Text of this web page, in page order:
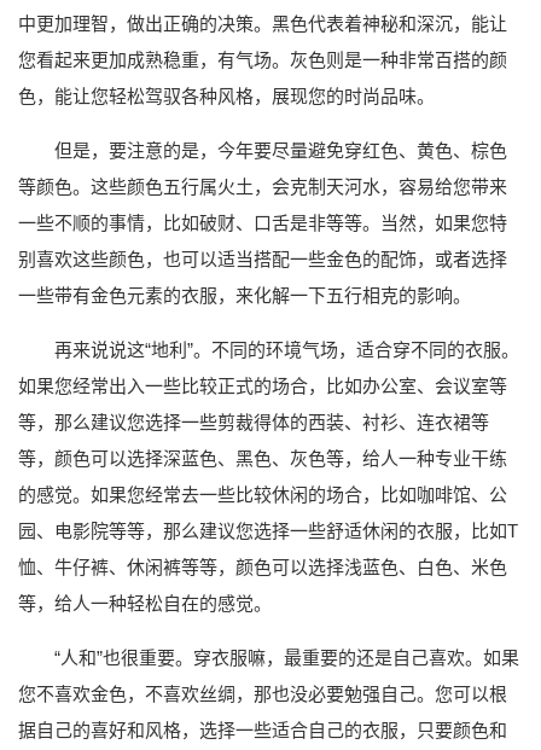
中更加理智，做出正确的决策。黑色代表着神秘和深沉，能让
您看起来更加成熟稳重，有气场。灰色则是一种非常百搭的颜
色，能让您轻松驾驭各种风格，展现您的时尚品味。
但是，要注意的是，今年要尽量避免穿红色、黄色、棕色
等颜色。这些颜色五行属火土，会克制天河水，容易给您带来
一些不顺的事情，比如破财、口舌是非等等。当然，如果您特
别喜欢这些颜色，也可以适当搭配一些金色的配饰，或者选择
一些带有金色元素的衣服，来化解一下五行相克的影响。
再来说说这“地利”。不同的环境气场，适合穿不同的衣服。
如果您经常出入一些比较正式的场合，比如办公室、会议室等
等，那么建议您选择一些剪裁得体的西装、衬衫、连衣裙等
等，颜色可以选择深蓝色、黑色、灰色等，给人一种专业干练
的感觉。如果您经常去一些比较休闲的场合，比如咖啡馆、公
园、电影院等等，那么建议您选择一些舒适休闲的衣服，比如T
恤、牛仔裤、休闲裤等等，颜色可以选择浅蓝色、白色、米色
等，给人一种轻松自在的感觉。
“人和”也很重要。穿衣服嘛，最重要的还是自己喜欢。如果
您不喜欢金色，不喜欢丝绸，那也没必要勉强自己。您可以根
据自己的喜好和风格，选择一些适合自己的衣服，只要颜色和